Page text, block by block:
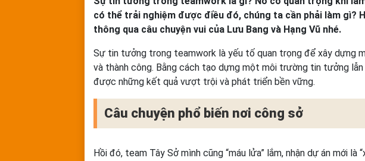
có thể trải nghiệm được điều đó, chúng ta cần phải làm gì?
thông qua câu chuyện vui của Lưu Bang và Hạng Vũ nhé.
Sự tin tưởng trong teamwork là yếu tố quan trọng để xây dựng
và thành công. Bằng cách tạo dựng một môi trường tin tưởng
được những kết quả vượt trội và phát triển bền vững.
Câu chuyện phổ biến nơi công sở
Hồi đó, team Tây Sở mình cũng “máu lửa” lắm, nhận dự án mới là